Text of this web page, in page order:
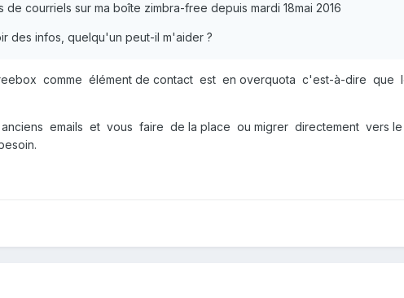
courriels sur ma boîte zimbra-free depuis mardi 18mai 2016
des infos, quelqu'un peut-il m'aider ?
comme élément de contact est en overquota c'est-à-dire
emails et vous faire de la place ou migrer directement vers le